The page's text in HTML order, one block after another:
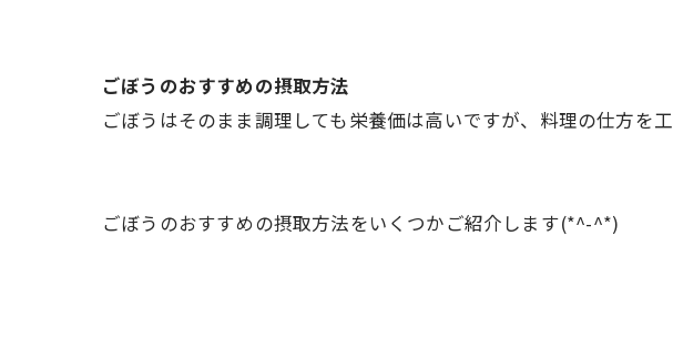
ごぼうのおすすめの摂取方法
ごぼうはそのまま調理しても栄養価は高いですが、料理の仕方を
ごぼうのおすすめの摂取方法をいくつかご紹介します(*^-^*)